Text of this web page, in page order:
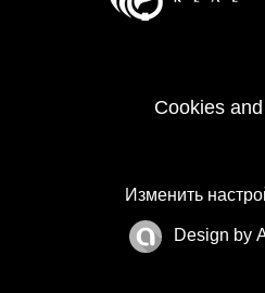
Cookies
Изменить
Design by